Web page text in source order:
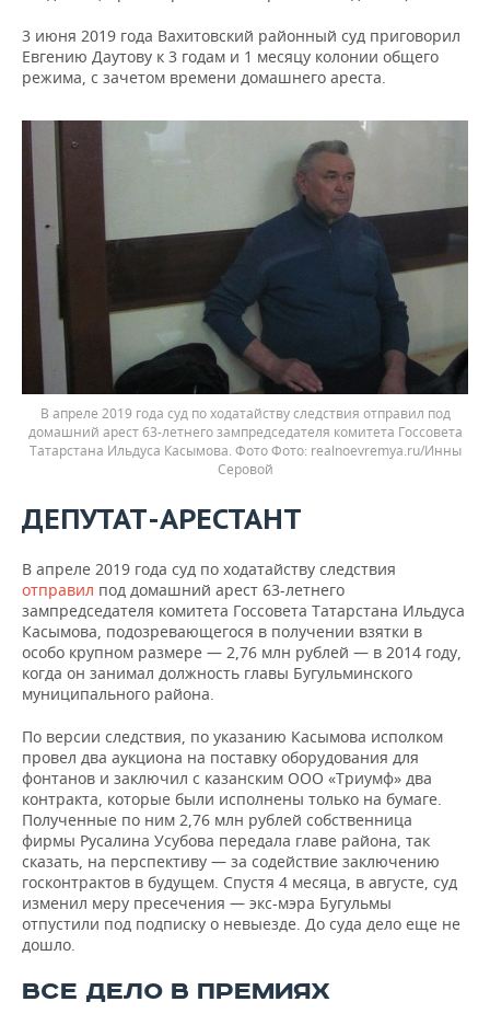
3 июня 2019 года Вахитовский районный суд приговорил
Евгению Даутову к 3 годам и 1 месяцу колонии общего
режима, с зачетом времени домашнего ареста.
В апреле 2019 года суд по ходатайству следствия отправил под
домашний арест 63-летнего зампредседателя комитета Госсовета
Татарстана Ильдуса Касымова. Фото
realnoevremya.ru/Инны
Серовой
ДЕПУТАТ-АРЕСТАНТ
В апреле 2019 года суд по ходатайству следствия
отправил под домашний арест 63-летнего
зампредседателя комитета Госсовета Татарстана Ильдуса
Касымова, подозревающегося в получении взятки в
особо крупном размере — 2,76 млн рублей — в 2014 году,
когда он занимал должность главы Бугульминского
муниципального района.
По версии следствия, по указанию Касымова исполком
провел два аукциона на поставку оборудования для
фонтанов и заключил с казанским ООО «Триумф» два
контракта, которые были исполнены только на бумаге.
Полученные по ним 2,76 млн рублей собственница
фирмы Русалина Усубова передала главе района, так
сказать, на перспективу — за содействие заключению
госконтрактов в будущем. Спустя 4 месяца, в августе, суд
изменил меру пресечения — экс-мэра Бугульмы
отпустили под подписку о невыезде. До суда дело еще не
дошло.
ВСЕ ДЕЛО В ПРЕМИЯХ